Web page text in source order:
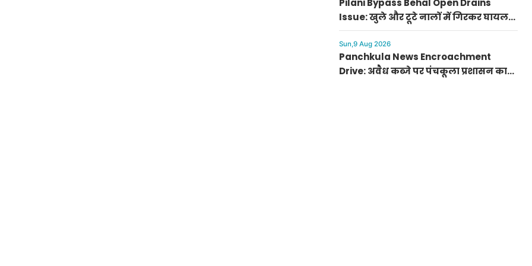
Pilani Bypass Behal Open Drains
Issue: खुले और टूटे नालों में गिरकर घायल
हो रहे लोग, स्थानीय लोगों ने दी आंदोलन की
चेतावनी
Sun,9 Aug 2026
Panchkula News Encroachment
Drive: अवैध कब्जे पर पंचकूला प्रशासन का